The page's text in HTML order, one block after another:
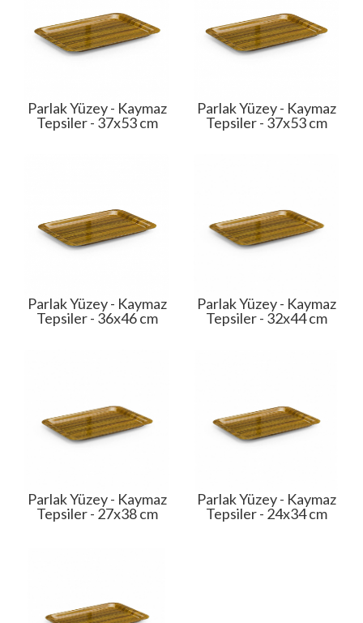
Parlak Yüzey - Kaymaz
Tepsiler - 37x53 cm
Parlak Yüzey - Kaymaz
Tepsiler - 37x53 cm
Parlak Yüzey - Kaymaz
Tepsiler - 36x46 cm
Parlak Yüzey - Kaymaz
Tepsiler - 32x44 cm
Parlak Yüzey - Kaymaz
Tepsiler - 27x38 cm
Parlak Yüzey - Kaymaz
Tepsiler - 24x34 cm